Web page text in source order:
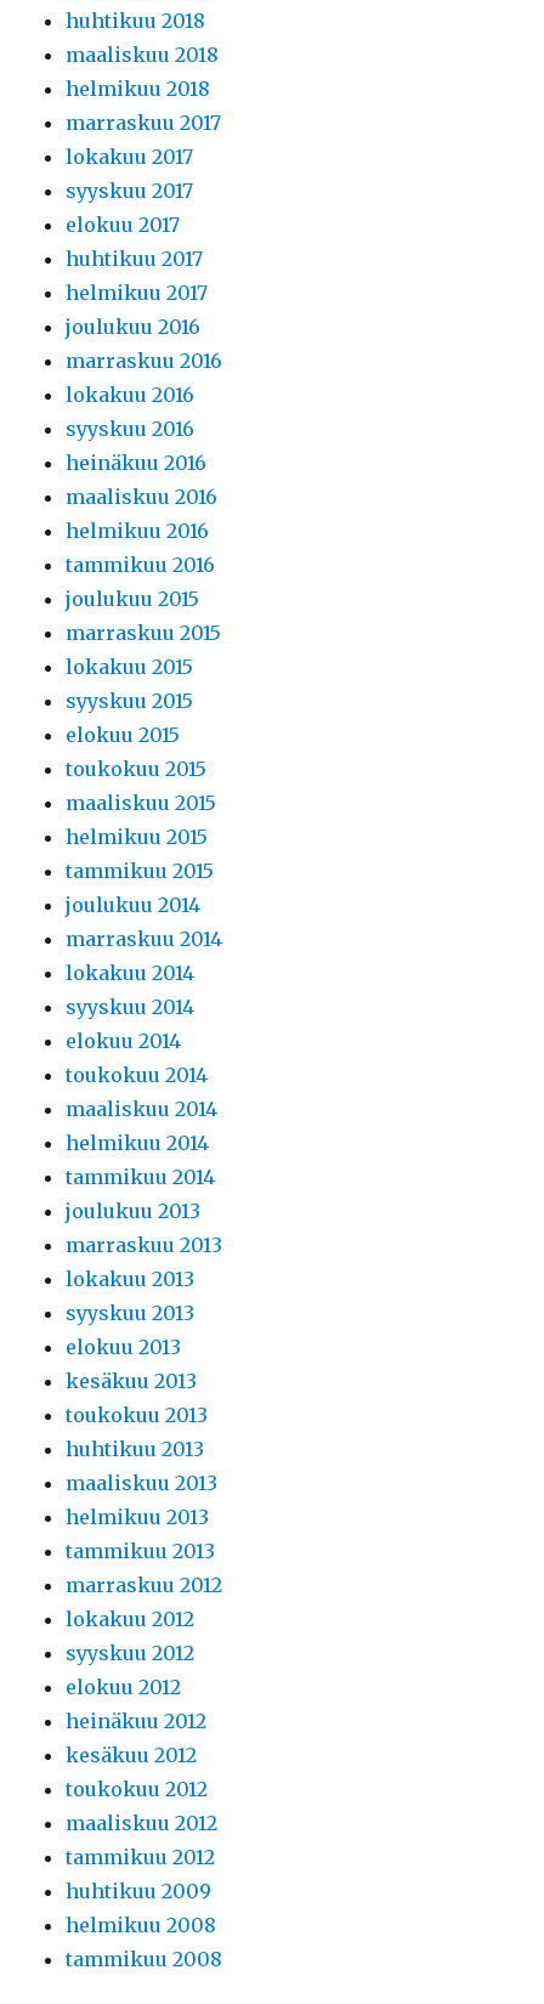
huhtikuu 2018
maaliskuu 2018
helmikuu 2018
marraskuu 2017
lokakuu 2017
syyskuu 2017
elokuu 2017
huhtikuu 2017
helmikuu 2017
joulukuu 2016
marraskuu 2016
lokakuu 2016
syyskuu 2016
heinäkuu 2016
maaliskuu 2016
helmikuu 2016
tammikuu 2016
joulukuu 2015
marraskuu 2015
lokakuu 2015
syyskuu 2015
elokuu 2015
toukokuu 2015
maaliskuu 2015
helmikuu 2015
tammikuu 2015
joulukuu 2014
marraskuu 2014
lokakuu 2014
syyskuu 2014
elokuu 2014
toukokuu 2014
maaliskuu 2014
helmikuu 2014
tammikuu 2014
joulukuu 2013
marraskuu 2013
lokakuu 2013
syyskuu 2013
elokuu 2013
kesäkuu 2013
toukokuu 2013
huhtikuu 2013
maaliskuu 2013
helmikuu 2013
tammikuu 2013
marraskuu 2012
lokakuu 2012
syyskuu 2012
elokuu 2012
heinäkuu 2012
kesäkuu 2012
toukokuu 2012
maaliskuu 2012
tammikuu 2012
huhtikuu 2009
helmikuu 2008
tammikuu 2008